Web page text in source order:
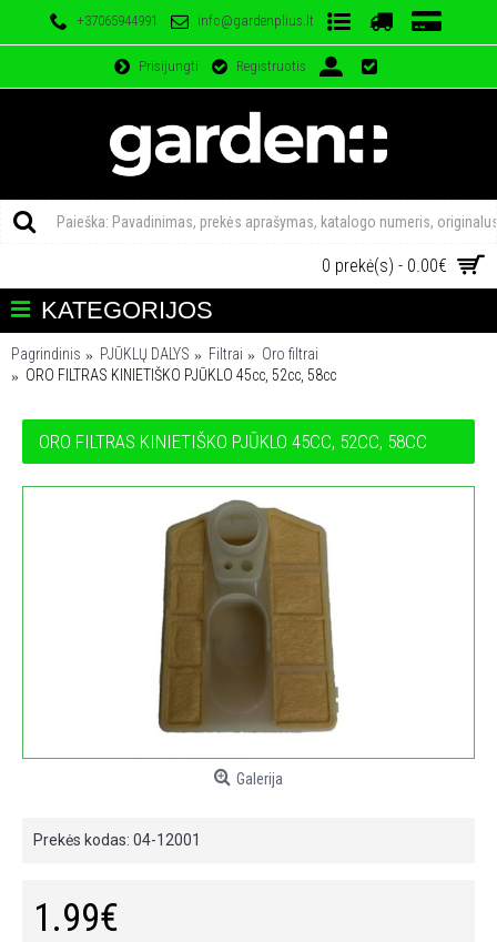
+37065944991 info@gardenplius.lt
Prisijungti Registruotis
0 prekė(s) - 0.00€
KATEGORIJOS
Pagrindinis PJŪKLŲ DALYS Filtrai
Oro filtrai
ORO FILTRAS KINIETIŠKO PJŪKLO 45cc, 52cc, 58cc
ORO FILTRAS KINIETIŠKO PJŪKLO 45CC, 52CC, 58CC
Galerija
Prekės kodas: 04-12001
1.99€